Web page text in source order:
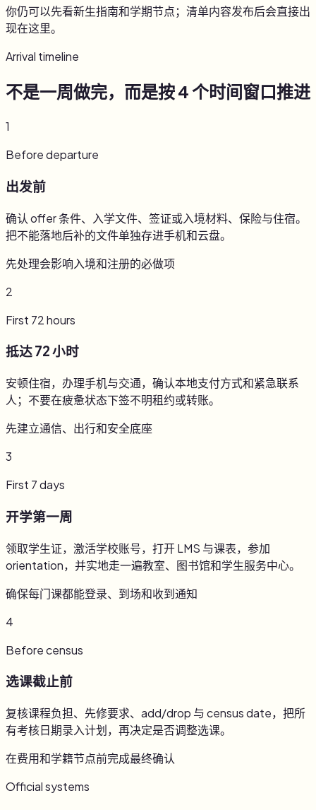
你仍可以先看新生指南和学期节点；清单内容发布后会直接出
现在这里。
Arrival timeline
不是一周做完，而是按 4 个时间窗口推进
1
Before departure
出发前
确认 offer 条件、入学文件、签证或入境材料、保险与住宿。
把不能落地后补的文件单独存进手机和云盘。
先处理会影响入境和注册的必做项
2
First 72 hours
抵达 72 小时
安顿住宿，办理手机与交通，确认本地支付方式和紧急联系
人；不要在疲惫状态下签不明租约或转账。
先建立通信、出行和安全底座
3
First 7 days
开学第一周
领取学生证，激活学校账号，打开 LMS 与课表，参加
orientation，并实地走一遍教室、图书馆和学生服务中心。
确保每门课都能登录、到场和收到通知
4
Before census
选课截止前
复核课程负担、先修要求、add/drop 与 census date，把所
有考核日期录入计划，再决定是否调整选课。
在费用和学籍节点前完成最终确认
Official systems